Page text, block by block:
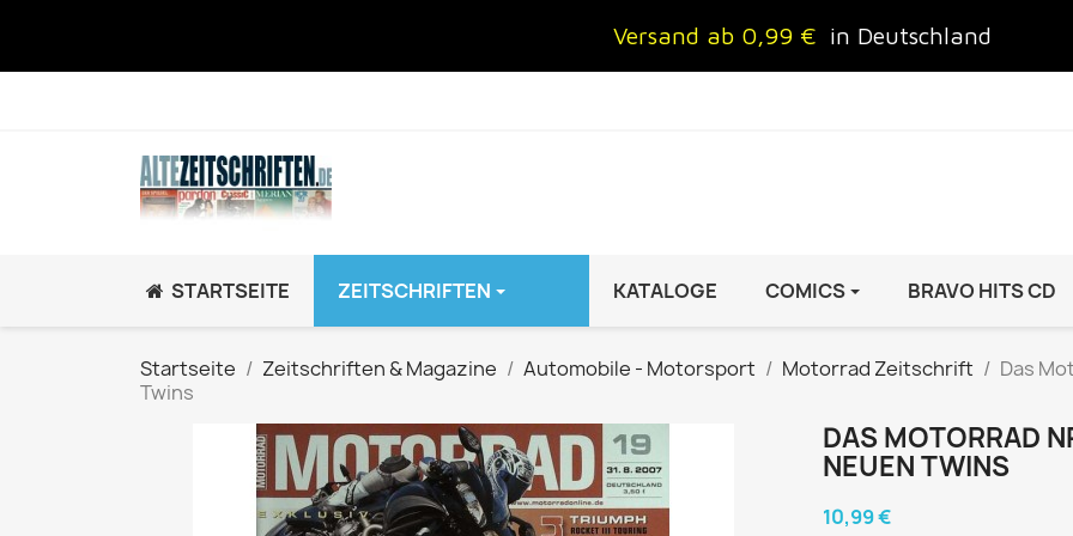
Versand ab 0,99 € in Deutschland
STARTSEITE ZEITSCHRIFTEN
JUGEND / KIND
BRAVO HipHop Special
BRAVO Zeitschrift
hey!
FRAUEN AUTO & MOTOR
auto motor sport Archiv
Autoprospekte &
KATALOGE COMICS BRAVO HITS CD
Startseite Zeitschriften & Magazine Automobile - Motorsport Motorrad Zeitschrift
Das
Twins
DAS MOTORRAD
NEUEN TWINS
10,99 €